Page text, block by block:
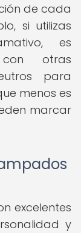
de cada
si utilizas
es
con otras
para
menos es
marcar
excelentes
y